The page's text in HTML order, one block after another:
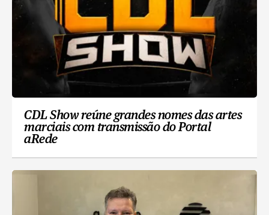
CDL Show reúne grandes nomes das artes
marciais com transmissão do Portal
aRede